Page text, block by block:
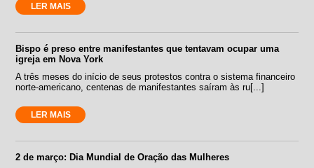
LER MAIS
Bispo é preso entre manifestantes que tentavam ocupar uma
igreja em Nova York
A três meses do início de seus protestos contra o sistema financeiro
norte-americano, centenas de manifestantes saíram às ru[...]
LER MAIS
2 de março: Dia Mundial de Oração das Mulheres